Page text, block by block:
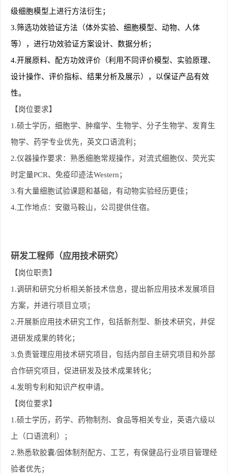
级细胞模型上进行方法衍生；
3.筛选功效验证方法（体外实验、细胞模型、动物、人体
等），进行功效验证方案设计、数据分析；
4.开展原料、配方功效评价（利用不同评价模型、实验原理、
设计操作、评价指标、结果分析及展示），以保证产品有效
性。
【岗位要求】
1.硕士学历，细胞学、肿瘤学、生物学、分子生物学、发育生
物学、药学专业优先，英文口语流利；
2.仪器操作要求：熟悉细胞常规操作，对流式细胞仪、荧光实
时定量PCR、免疫印迹法Western；
3.有大量细胞试验课题和基础，有动物实验经历更佳；
4.工作地点：安徽马鞍山，公司提供住宿。
研发工程师（应用技术研究）
【岗位职责】
1.调研和研究分析相关新技术信息，提出新应用技术发展项目
方案，并进行项目立项；
2.开展新应用技术研究工作，包括新剂型、新技术研究，并促
进研发成果的转化；
3.负责管理应用技术研究项目，包括内部自主研究项目和外部
合作研究项目，促进研发及技术成果转化；
4.发明专利和知识产权申请。
【岗位要求】
1.硕士学历，药学、药物制剂、食品等相关专业，英语六级以
上（口语流利）；
2.熟悉软胶囊/固体制剂配方、工艺，有保健品行业项目管理经
验者优先；